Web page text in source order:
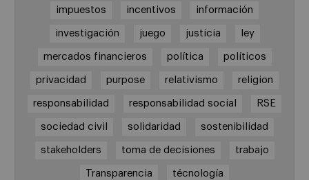
impuestos incentivos información
investigación juego justicia ley
mercados financieros política políticos
privacidad purpose relativismo religion
responsabilidad responsabilidad social RSE
sociedad civil solidaridad sostenibilidad
stakeholders toma de decisiones trabajo
Transparencia técnología